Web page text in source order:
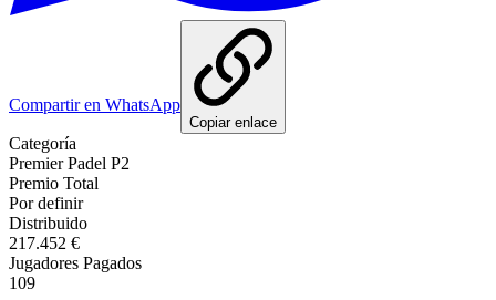
Compartir en WhatsApp
Copiar enlace
Categoría
Premier Padel P2
Premio Total
Por definir
Distribuido
217.452 €
Jugadores Pagados
109